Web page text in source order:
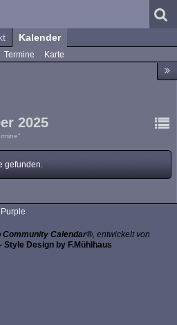
Kalender
Termine Karte
2025
gefunden.
Community Calendar®, entwickelt von